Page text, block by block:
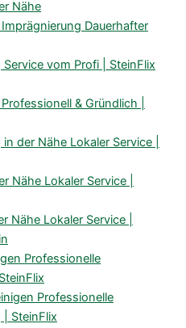
Nähe
Dauerhafter
vom Profi | SteinFlix
& Gründlich |
der Nähe Lokaler Service |
Nähe Lokaler Service |
Nähe Lokaler Service |
Professionelle
Professionelle
| SteinFlix